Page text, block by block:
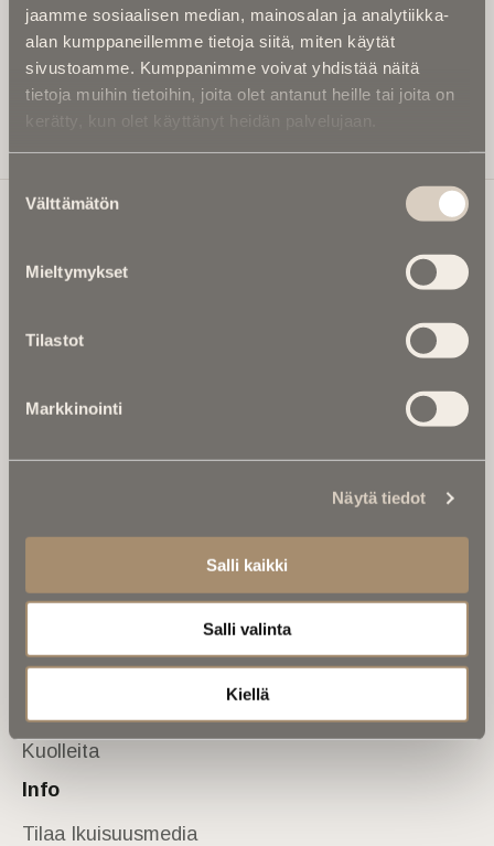
jaamme sosiaalisen median, mainosalan ja analytiikka-
alan kumppaneillemme tietoja siitä, miten käytät
sivustoamme. Kumppanimme voivat yhdistää näitä
tietoja muihin tietoihin, joita olet antanut heille tai joita on
kerätty, kun olet käyttänyt heidän palvelujaan.
valinta
Välttämätön
Mieltymykset
Tilastot
Markkinointi
Näytä tiedot
Salli kaikki
Salli valinta
Kiellä
Kirjoita tähän sähköpostiosoite, johon haluat uutiskirjeen
tulevan:
Tilaa Uutiskirje
Ikuisuusmedia
valtakunnallinen mediabrändi. Julkaisemme uusimmat
kuolinuutiset ja kuolintiedot.
Anna palautetta
Muistokirjoituksia
Kuolema koskettaa
Asiantuntijoilta
Kuolleita
Info
Tilaa Ikuisuusmedia